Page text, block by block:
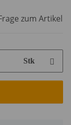
zum Artikel
Stk